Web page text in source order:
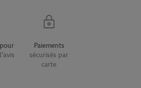
Paiements
sécurisés par
carte